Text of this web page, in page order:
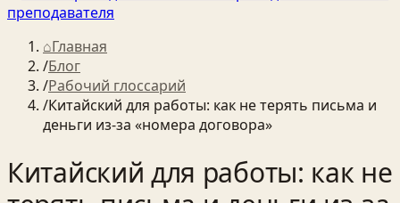
преподавателя
⌂Главная
/Блог
/Рабочий глоссарий
/Китайский для работы: как не терять письма и
деньги из‑за «номера договора»
Китайский для работы: как не